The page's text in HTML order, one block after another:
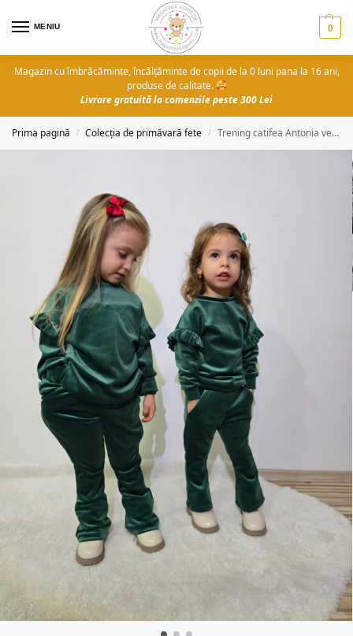
MENIU 0
Magazin cu îmbrăcăminte, încălțăminte de copii de la 0 luni pana la 16 ani,
produse de calitate.
Livrare gratuită la comenzile peste 300 Lei
Prima pagină / Colecția de primăvară fete / Trening catifea Antonia verde